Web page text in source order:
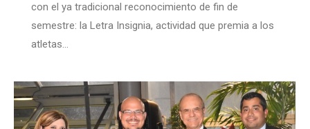
con el ya tradicional reconocimiento de fin de
semestre: la Letra Insignia, actividad que premia a los
atletas…